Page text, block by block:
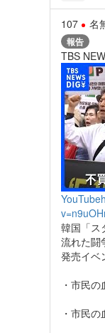
107 名
報告
TBS
YouTube
韓国「ス
流れた闘
発売イベ
・市民
・市民